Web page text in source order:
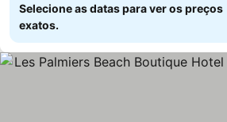
Selecione as datas para ver os preços
exatos.